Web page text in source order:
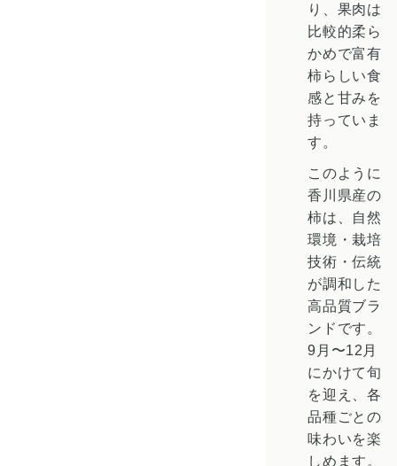
り、果肉は
比較的柔ら
かめで富有
柿らしい食
感と甘みを
持っていま
す。
このように
香川県産の
柿は、自然
環境・栽培
技術・伝統
が調和した
高品質ブラ
ンドです。
9月〜12月
にかけて旬
を迎え、各
品種ごとの
味わいを楽
しめます。